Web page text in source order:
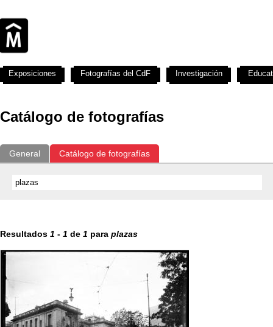
Catálogo de fotografías
General Catálogo de fotografías
Resultados 1 - 1 de 1 para plazas
Exposiciones Fotografías del CdF Investigación